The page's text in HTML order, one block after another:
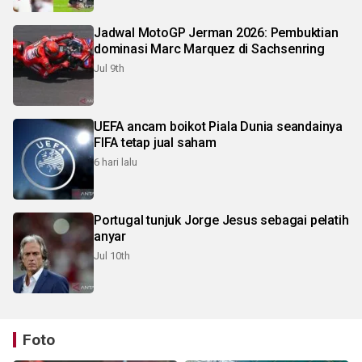
Jadwal MotoGP Jerman 2026: Pembuktian
dominasi Marc Marquez di Sachsenring
Jul 9th
UEFA ancam boikot Piala Dunia seandainya
FIFA tetap jual saham
6 hari lalu
Portugal tunjuk Jorge Jesus sebagai pelatih
anyar
Jul 10th
Foto